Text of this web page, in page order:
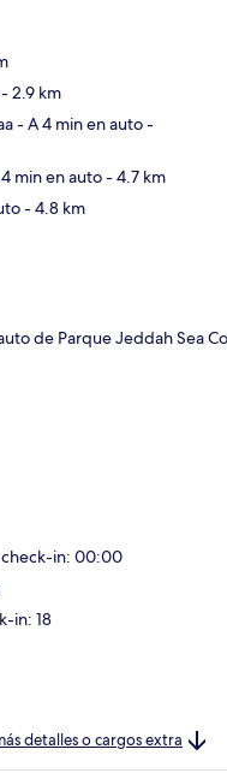
- 2.9 km
- A 4 min en auto-
min en auto- 4.7 km
- 4.8 km
de Parque Jeddah Sea
check-in: 00:00
in: 18
detalles o cargos extra